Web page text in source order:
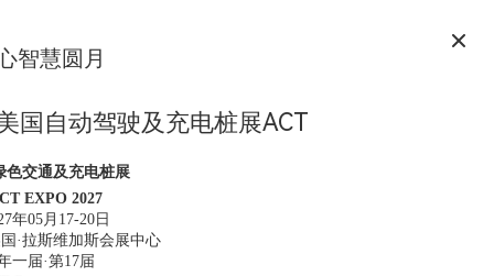
智慧圆月
国自动驾驶及充电桩展ACT
色交通及充电桩展
EXPO 2027
年05月17-20日
·拉斯维加斯会展中心
一届·第17届